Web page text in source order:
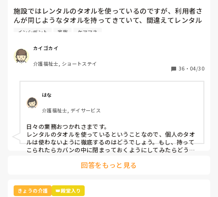
施設ではレンタルのタオルを使っているのですが、利用者さ
んが同じようなタオルを持ってきていて、間違えてレンタル
業者に出してしまいました。
本人と家族とケアマネとレンタル業者に謝罪して、インシデ
ントを書きましたが、対策って何？
インシデント 家族 ケアマネ
カイゴカイ
介護福祉士, ショートステイ
36 ・ 04/30
はな
介護福祉士, デイサービス
日々の業務おつかれさまです。
レンタルのタオルを使っているということなので、個人のタオ
ルは使わないように徹底するのはどうでしょう。もし、持って
こられたらカバンの中に閉まっておくようにしてみたらどうで
回答をもっと見る
きょうの介護 👑殿堂入り